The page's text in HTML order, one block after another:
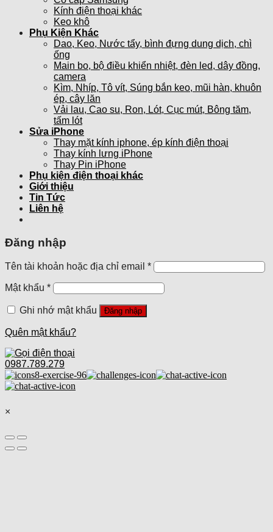
Kính điện thoại khác
Keo khô
Phụ Kiện Khác
Dao, Keo, Nước tẩy, bình đựng dung dịch, chì
ống
Main bo, bộ điều khiển nhiệt, đèn led, dây đồng,
camera
Kìm, Nhíp, Tô vít, Súng bắn keo, mũi hàn, khuôn
ép, cây lăn
Vải lau, Cao su, Ron, Lót, Cục mút, Bông tăm,
tấm lót
Sửa iPhone
Thay mặt kính iphone, ép kính điện thoại
Thay kính lưng iPhone
Thay Pin iPhone
Phụ kiện điện thoại khác
Giới thiệu
Tin Tức
Liên hệ
Đăng nhập
Tên tài khoản hoặc địa chỉ email *
Mật khẩu *
Ghi nhớ mật khẩu Đăng nhập
Quên mật khẩu?
0987.789.279
×